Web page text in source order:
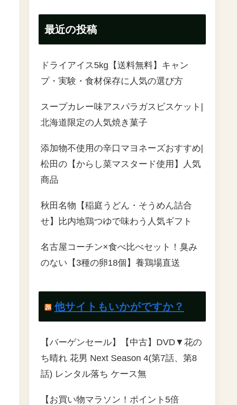
最近の投稿
ドライアイス5kg【送料無料】キャン
プ・実験・食材保存に人気の選び方
スープカレー味アスパラガスビスケット|
北海道限定の人気焼き菓子
添加物不使用の辛口マヨネーズおすすめ|
松田の【からし菜マスタード使用】人気
商品
秋田名物【稲庭うどん・そうめん詰合
せ】比内地鶏つゆで味わう人気ギフト
名古屋コーチン×食べ比べセット！臭み
のない【3種の卵18個】養鶏場直送
他サイトもいかがですか？
【バーゲンセール】【中古】DVD▼花の
ち晴れ 花男 Next Season 4(第7話、第8
話) レンタル落ち ケース無
【お買い物マラソン！ポイント5倍